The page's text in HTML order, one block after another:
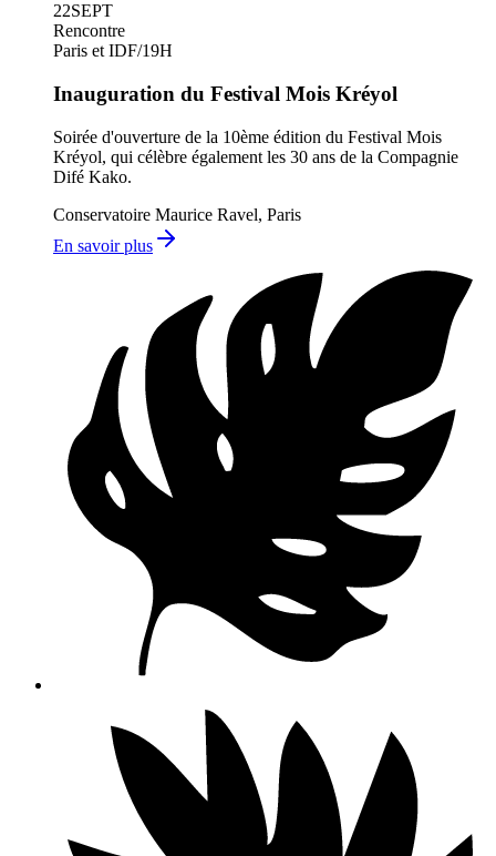
22SEPT
Rencontre
Paris et IDF/19H
Inauguration du Festival Mois Kréyol
Soirée d'ouverture de la 10ème édition du Festival Mois
Kréyol, qui célèbre également les 30 ans de la Compagnie
Difé Kako.
Conservatoire Maurice Ravel, Paris
En savoir plus